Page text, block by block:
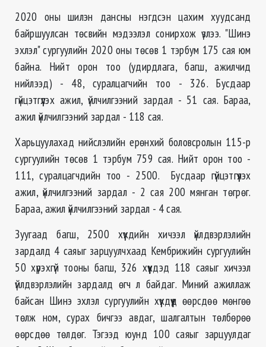
2020 оны шилэн дансны нэгдсэн цахим хуудсанд
байршуулсан төсвийн мэдээлэл сонирхож үзлээ. "Шинэ
эхлэл" сургуулийн 2020 оны төсөв 1 тэрбум 175 сая юм
байна. Нийт орон тоо (удирдлага, багш, ажилчид
нийлээд) - 48, суралцагчийн тоо - 326. Бусдаар
гүйцэтгүүлэх ажил, үйлчилгээний зардал - 51 сая. Бараа,
ажил үйлчилгээний зардал - 118 сая.
Харьцуулахад нийслэлийн ерөнхий боловсролын 115-р
сургуулийн төсөв 1 тэрбум 759 сая. Нийт орон тоо -
111, суралцагчдийн тоо - 2500. Бусдаар гүйцэтгүүлэх
ажил, үйлчилгээний зардал - 2 сая 200 мянган төгрөг.
Бараа, ажил үйлчилгээний зардал - 4 сая.
Зуугаад багш, 2500 хүүхдийн хичээл үйлдвэрлэлийн
зардалд 4 саяыг зарцуулчхаад Кембрижийн сургуулийн
50 хүрэхгүй тооны багш, 326 хүүхдэд 118 саяыг хичээл
үйлдвэрлэлийн зардалд өгч л байдаг. Миний ажиллаж
байсан Шинэ эхлэл сургуулийн хүүхдүүд өөрсдөө мөнгөө
төлж ном, сурах бичгээ авдаг, шалгалтын төлбөрөө
өөрсдөө төлдөг. Тэгээд юунд 100 саяыг зарцуулдаг